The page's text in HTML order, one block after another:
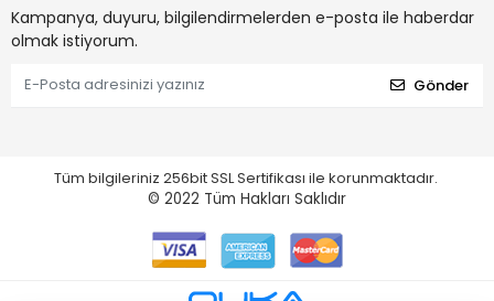
Kampanya, duyuru, bilgilendirmelerden e-posta ile haberdar
olmak istiyorum.
Gönder
Tüm bilgileriniz 256bit SSL Sertifikası ile korunmaktadır.
© 2022 Tüm Hakları Saklıdır